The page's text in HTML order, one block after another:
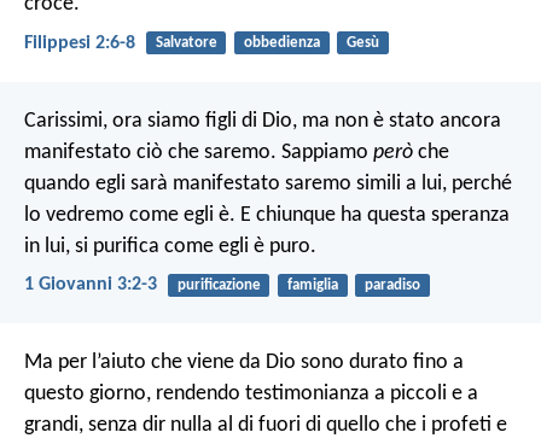
croce.
Filippesi 2:6-8 Salvatore obbedienza Gesù
Carissimi, ora siamo figli di Dio, ma non è stato ancora
manifestato ciò che saremo. Sappiamo però che
quando egli sarà manifestato saremo simili a lui, perché
lo vedremo come egli è. E chiunque ha questa speranza
in lui, si purifica come egli è puro.
1 Giovanni 3:2-3 purificazione famiglia paradiso
Ma per l’aiuto che viene da Dio sono durato fino a
questo giorno, rendendo testimonianza a piccoli e a
grandi, senza dir nulla al di fuori di quello che i profeti e